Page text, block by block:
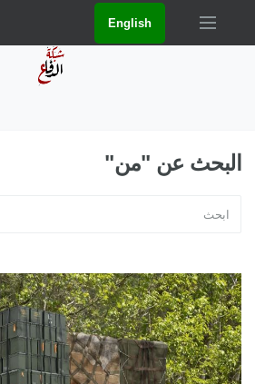
English
البحث عن "من"